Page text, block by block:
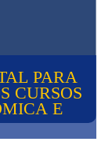
PARA
CURSOS
E